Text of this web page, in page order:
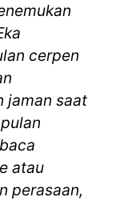
cerpen
jaman saat
atau
perasaan,